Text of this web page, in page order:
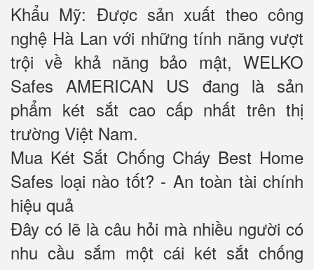
Khẩu Mỹ: Được sản xuất theo công
nghệ Hà Lan với những tính năng vượt
trội về khả năng bảo mật, WELKO
Safes AMERICAN US đang là sản
phẩm két sắt cao cấp nhất trên thị
trường Việt Nam.
Mua Két Sắt Chống Cháy Best Home
Safes loại nào tốt? - An toàn tài chính
hiệu quả
Đây có lẽ là câu hỏi mà nhiều người có
nhu cầu sắm một cái két sắt chống